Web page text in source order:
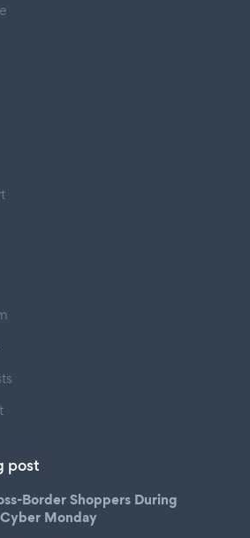
post
Border Shoppers During
Monday